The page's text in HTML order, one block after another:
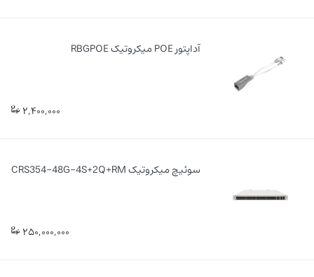
آداپتور POE میکروتیک RBGPOE
2,400,000
سوئیچ میکروتیک CRS354-48G-4S+2Q+RM
250,000,000